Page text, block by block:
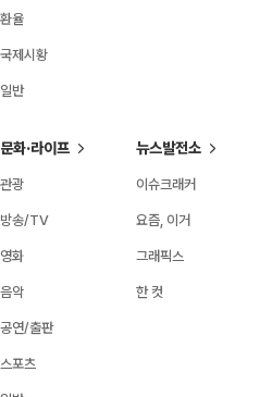
환율
국제시황
일반
문화·라이프
관광
방송/TV
영화
음악
공연/출판
스포츠
뉴스발전소
이슈크래커
요즘, 이거
그래픽스
한 컷